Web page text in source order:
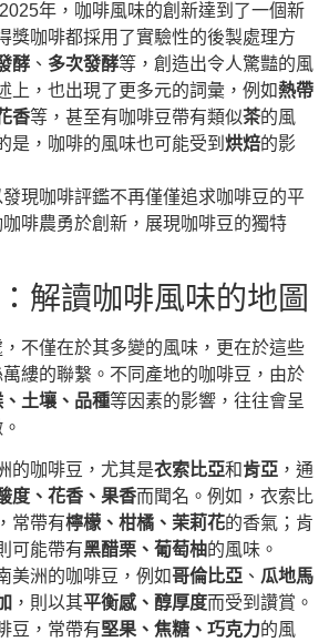
年，咖啡風味的創新達到了一個新
獎咖啡都採用了實驗性的後製處理方
酵 、 多次發酵等，創造出令人驚豔的風
上，也出現了更多元的詞彙，例如熱帶
香等，甚至有咖啡豆帶有類似茶的風
是，咖啡的風味也可能受到 烘焙的影
現咖啡評鑑不再僅僅追求咖啡豆的平
啡農勇於創新，展現咖啡豆的獨特
解讀咖啡風味的地圖
不僅在於其多變的風味，更在於這些
縷的聯繫。不同產地的咖啡豆，由於
土壤、品種等因素的影響，往往會呈
的咖啡豆，尤其是衣索比亞和肯亞 ，通
度、花香、果香而聞名。例如，衣索比
常帶有檸檬、柑橘、茉莉花的香氣；肯
可能帶有黑醋栗、葡萄柚的風味。
美洲的咖啡豆，例如哥倫比亞 、 瓜地馬
，則以其平衡感、醇厚度而受到讚賞。
豆，常帶有堅果、焦糖、巧克力的風